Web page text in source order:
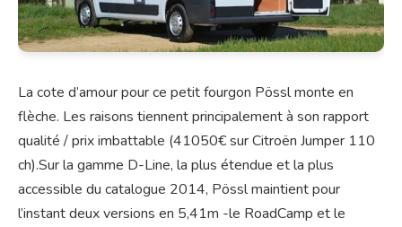
La cote d’amour pour ce petit fourgon Pössl monte en
flèche. Les raisons tiennent principalement à son rapport
qualité / prix imbattable (41050€ sur Citroën Jumper 110
ch).Sur la gamme D-Line, la plus étendue et la plus
accessible du catalogue 2014, Pössl maintient pour
l’instant deux versions en 5,41m -le RoadCamp et le